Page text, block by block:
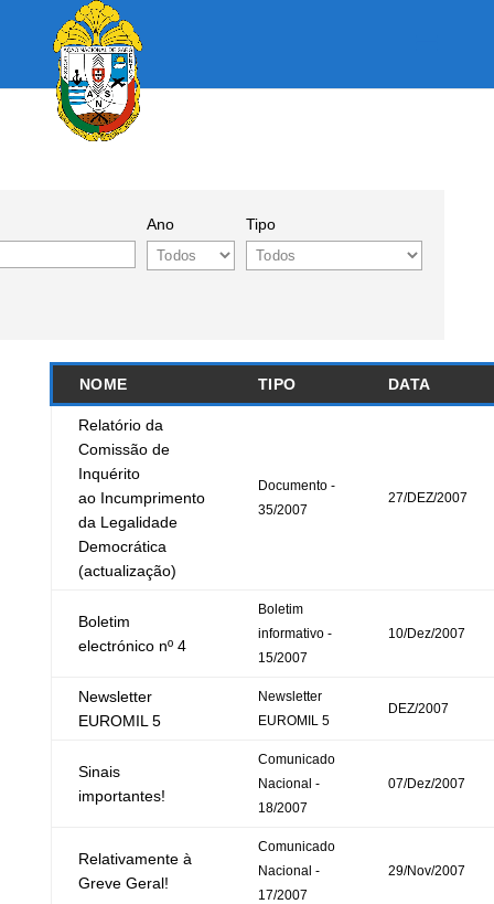
Ano Tipo
NOME TIPO DATA
Relatório da
Comissão de
Inquérito
ao Incumprimento
da Legalidade
Democrática
(actualização)
Documento -
35/2007
27/DEZ/2007
Boletim
electrónico nº 4
Boletim
informativo -
15/2007
10/Dez/2007
Newsletter
EUROMIL 5
Newsletter
EUROMIL 5
DEZ/2007
Sinais
importantes!
Comunicado
Nacional -
18/2007
07/Dez/2007
Relativamente à
Greve Geral!
Comunicado
Nacional -
17/2007
29/Nov/2007